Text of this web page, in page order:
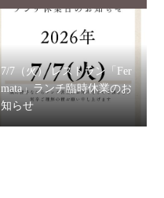
7/7（火） レストラン「Fer
mata」ランチ臨時休業のお
知らせ